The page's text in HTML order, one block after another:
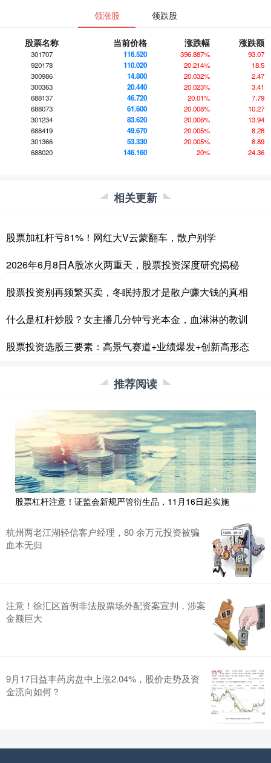
领涨股 领跌股
股票名称 当前价格 涨跌幅 涨跌额
301707 116.520 396.887%
93.07
920178
110.020 20.214%
18.5
300986
14.800 20.032%
2.47
300363
20.440 20.023%
3.41
688137
46.720 20.01%
7.79
688073
61.600 20.008%
10.27
301234
83.620 20.006%
13.94
688419
49.670 20.005%
8.28
301366
53.330 20.005%
8.89
688020
146.160 20% 24.36
相关更新
股票加杠杆亏81%！网红大V云蒙翻车，散户别学
2026年6月8日A股冰火两重天，股票投资深度研究揭秘
股票投资别再频繁买卖，冬眠持股才是散户赚大钱的真相
什么是杠杆炒股？女主播几分钟亏光本金，血淋淋的教训
股票投资选股三要素：高景气赛道+业绩爆发+创新高形态
推荐阅读
股票杠杆注意！证监会新规严管衍生品，11月16日起实施
杭州两老江湖轻信客户经理，80 余万元投资被骗
血本无归
注意！徐汇区首例非法股票场外配资案宣判，涉案
金额巨大
9月17日益丰药房盘中上涨2.04%，股价走势及资
金流向如何？